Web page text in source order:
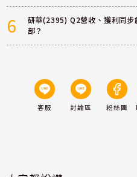
6
研華(2395) Q2營收、獲利同
部？
客服 討論區 粉絲團